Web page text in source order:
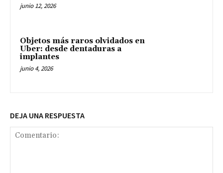
junio 12, 2026
Objetos más raros olvidados en
Uber: desde dentaduras a
implantes
junio 4, 2026
DEJA UNA RESPUESTA